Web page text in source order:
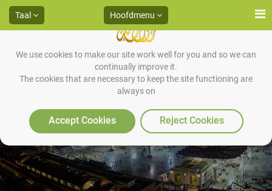
We use cookies to make our site work well for you and so we can
continually improve it.
The cookies that are necessary to keep the site functioning are
always on
Accept Cookies Reject Cookies
Taal Hoofdmenu
De memorisatie van de Koran